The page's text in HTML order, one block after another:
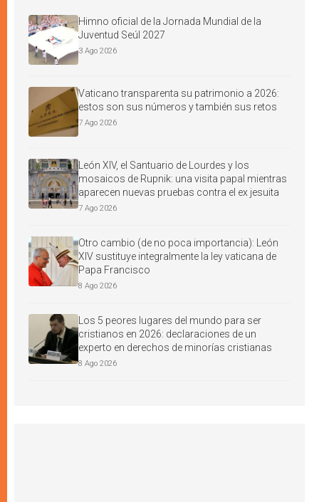
Himno oficial de la Jornada Mundial de la
Juventud Seúl 2027
3 Ago 2026
Vaticano transparenta su patrimonio a 2026:
estos son sus números y también sus retos
7 Ago 2026
León XIV, el Santuario de Lourdes y los
mosaicos de Rupnik: una visita papal mientras
aparecen nuevas pruebas contra el ex jesuita
7 Ago 2026
Otro cambio (de no poca importancia): León
XIV sustituye integralmente la ley vaticana de
Papa Francisco
8 Ago 2026
Los 5 peores lugares del mundo para ser
cristianos en 2026: declaraciones de un
experto en derechos de minorías cristianas
8 Ago 2026